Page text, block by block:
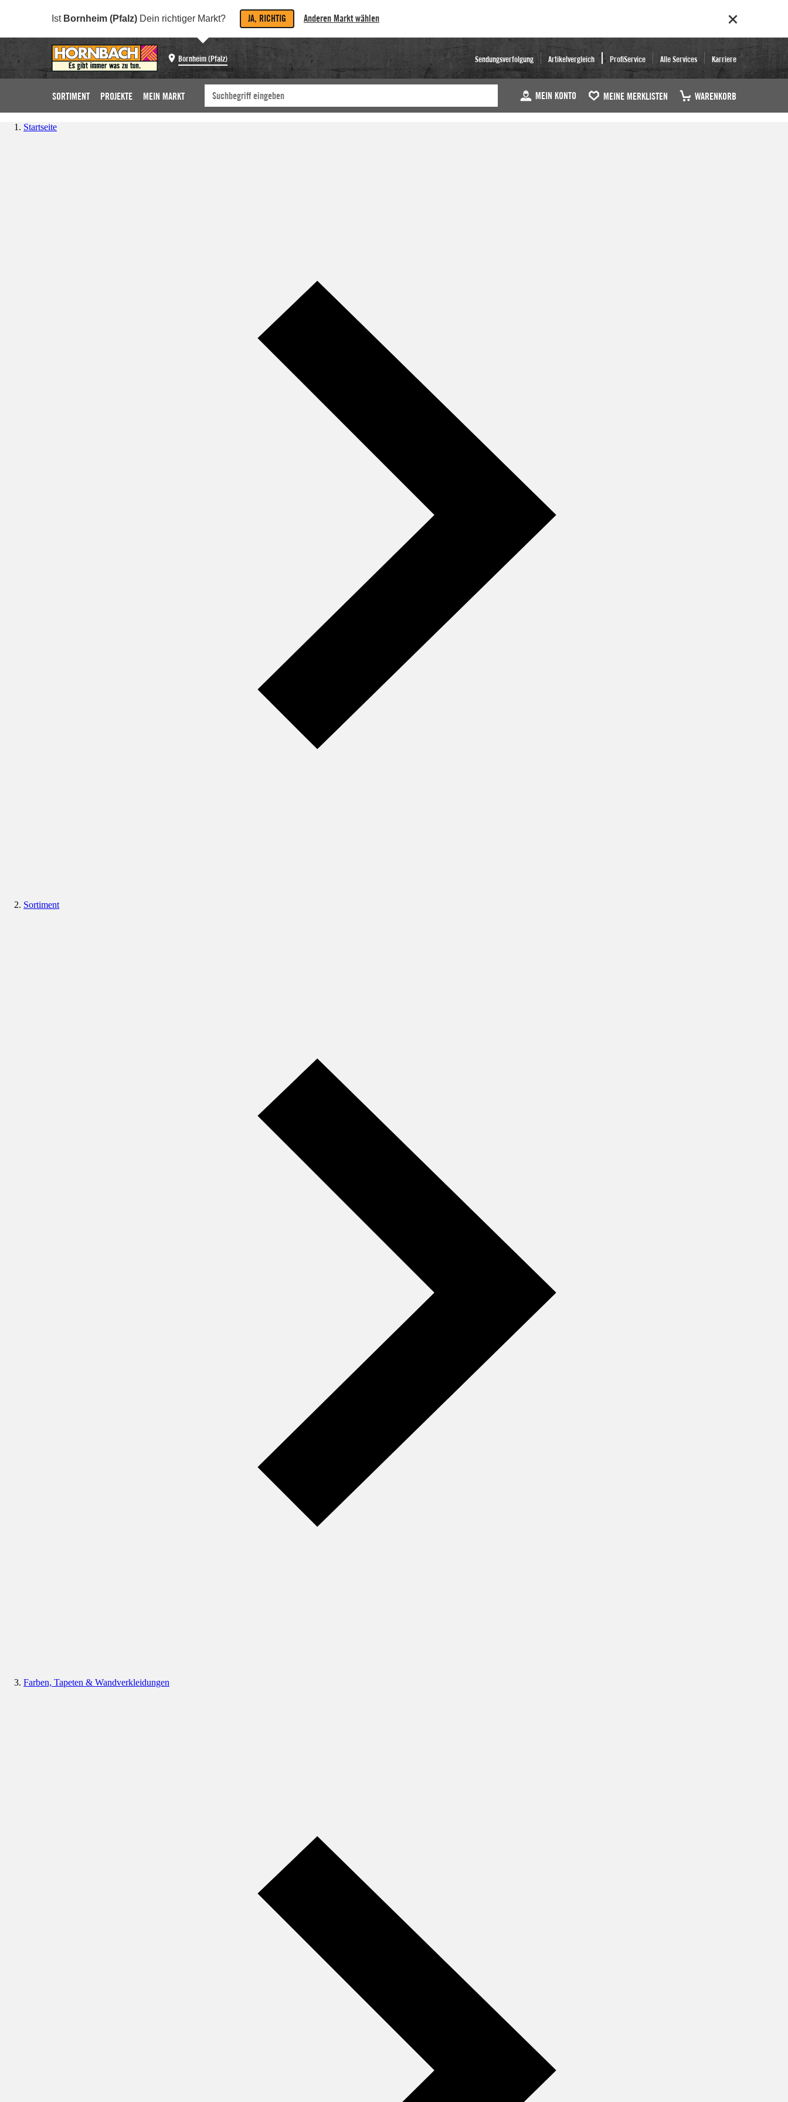
Ist Bornheim (Pfalz) Dein richtiger Markt? JA, RICHTIG Anderen Markt wählen
Bornheim (Pfalz) Sendungsverfolgung Artikelvergleich ProfiService Alle Services Karriere
SORTIMENT PROJEKTE MEIN MARKT MEIN KONTO MEINE MERKLISTEN WARENKORB
Startseite
Sortiment
Farben, Tapeten & Wandverkleidungen